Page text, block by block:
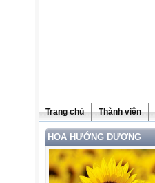
Trang chủ Thành viên
HOA HƯỚNG DƯƠNG